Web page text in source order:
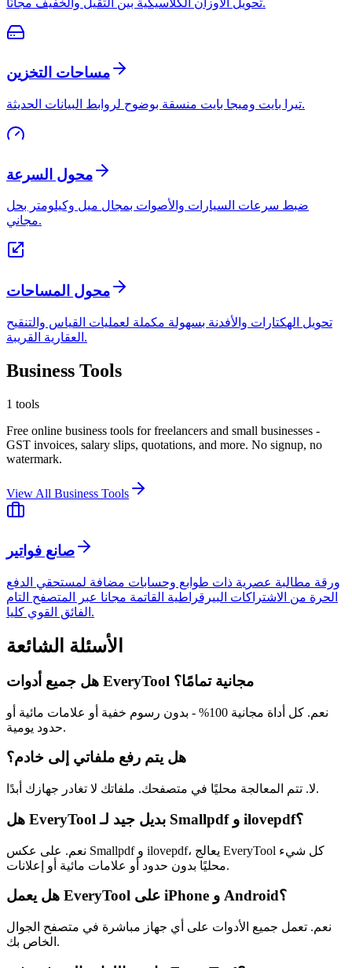
مساحات التخزين
تيرا بايت وميجا بايت منسقة بوضوح لروابط البيانات الحديثة.
محول السرعة
ضبط سرعات السيارات والأصوات بمجال ميل وكيلومتر بحل
مجاني.
محول المساحات
تحويل الهكتارات والأفدنة بسهولة مكملة لعمليات القياس والتنقيح
العقارية القريبة.
Business Tools
1 tools
Free online business tools for freelancers and small businesses -
GST invoices, salary slips, quotations, and more. No signup, no
watermark.
View All Business Tools
صانع فواتير
ورقة مطالبة عصرية ذات طوابع وحسابات مضافة لمستحقي الدفع
الحرة من الاشتراكات البيرقراطية القاتمة مجانا عبر المتصفح التام
الفائق القوي كليا.
الأسئلة الشائعة
هل جميع أدوات EveryTool مجانية تمامًا؟
نعم. كل أداة مجانية 100% - بدون رسوم خفية أو علامات مائية أو
حدود يومية.
هل يتم رفع ملفاتي إلى خادم؟
لا. تتم المعالجة محليًا في متصفحك. ملفاتك لا تغادر جهازك أبدًا.
هل EveryTool بديل جيد لـ Smallpdf و ilovepdf؟
نعم. على عكس Smallpdf و ilovepdf، يعالج EveryTool كل شيء
محليًا بدون حدود أو علامات مائية أو إعلانات.
هل يعمل EveryTool على iPhone و Android؟
نعم. تعمل جميع الأدوات على أي جهاز مباشرة في متصفح الجوال
الخاص بك.